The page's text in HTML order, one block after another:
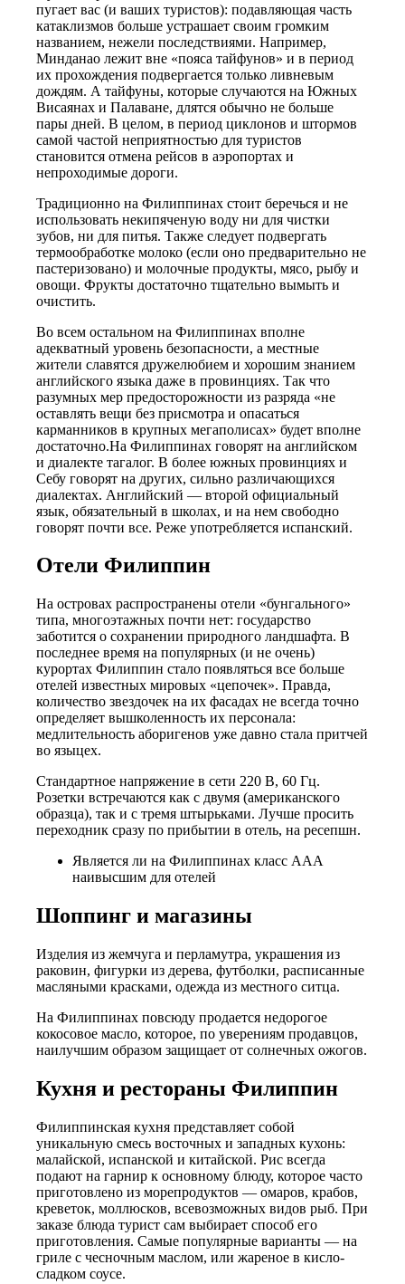
пугает вас (и ваших туристов): подавляющая часть
катаклизмов больше устрашает своим громким
названием, нежели последствиями. Например,
Минданао лежит вне «пояса тайфунов» и в период
их прохождения подвергается только ливневым
дождям. А тайфуны, которые случаются на Южных
Висаянах и Палаване, длятся обычно не больше
пары дней. В целом, в период циклонов и штормов
самой частой неприятностью для туристов
становится отмена рейсов в аэропортах и
непроходимые дороги.
Традиционно на Филиппинах стоит беречься и не
использовать некипяченую воду ни для чистки
зубов, ни для питья. Также следует подвергать
термообработке молоко (если оно предварительно не
пастеризовано) и молочные продукты, мясо, рыбу и
овощи. Фрукты достаточно тщательно вымыть и
очистить.
Во всем остальном на Филиппинах вполне
адекватный уровень безопасности, а местные
жители славятся дружелюбием и хорошим знанием
английского языка даже в провинциях. Так что
разумных мер предосторожности из разряда «не
оставлять вещи без присмотра и опасаться
карманников в крупных мегаполисах» будет вполне
достаточно.На Филиппинах говорят на английском
и диалекте тагалог. В более южных провинциях и
Себу говорят на других, сильно различающихся
диалектах. Английский — второй официальный
язык, обязательный в школах, и на нем свободно
говорят почти все. Реже употребляется испанский.
Отели Филиппин
На островах распространены отели «бунгального»
типа, многоэтажных почти нет: государство
заботится о сохранении природного ландшафта. В
последнее время на популярных (и не очень)
курортах Филиппин стало появляться все больше
отелей известных мировых «цепочек». Правда,
количество звездочек на их фасадах не всегда точно
определяет вышколенность их персонала:
медлительность аборигенов уже давно стала притчей
во языцех.
Стандартное напряжение в сети 220 В, 60 Гц.
Розетки встречаются как с двумя (американского
образца), так и с тремя штырьками. Лучше просить
переходник сразу по прибытии в отель, на ресепшн.
Является ли на Филиппинах класс ААА
наивысшим для отелей
Шоппинг и магазины
Изделия из жемчуга и перламутра, украшения из
раковин, фигурки из дерева, футболки, расписанные
масляными красками, одежда из местного ситца.
На Филиппинах повсюду продается недорогое
кокосовое масло, которое, по уверениям продавцов,
наилучшим образом защищает от солнечных ожогов.
Кухня и рестораны Филиппин
Филиппинская кухня представляет собой
уникальную смесь восточных и западных кухонь:
малайской, испанской и китайской. Рис всегда
подают на гарнир к основному блюду, которое часто
приготовлено из морепродуктов — омаров, крабов,
креветок, моллюсков, всевозможных видов рыб. При
заказе блюда турист сам выбирает способ его
приготовления. Самые популярные варианты — на
гриле с чесночным маслом, или жареное в кисло-
сладком соусе.